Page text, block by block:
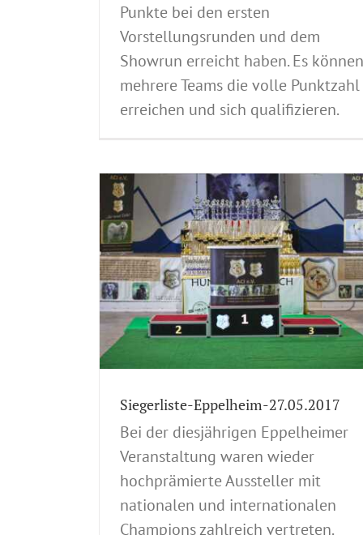
Punkte bei den ersten
Vorstellungsrunden und dem
Showrun erreicht haben. Es können
mehrere Teams die volle Punktzahl
erreichen und sich qualifizieren.
ACI Mitteilungen Archiv Vergangene
Siegerliste-Eppelheim-27.05.2017
Bei der diesjährigen Eppelheimer
Veranstaltung waren wieder
hochprämierte Aussteller mit
nationalen und internationalen
Champions zahlreich vertreten.